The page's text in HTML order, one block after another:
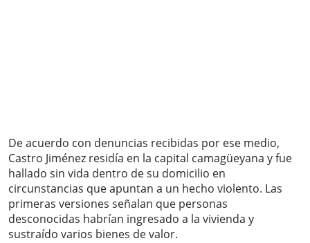
De acuerdo con denuncias recibidas por ese medio,
Castro Jiménez residía en la capital camagüeyana y fue
hallado sin vida dentro de su domicilio en
circunstancias que apuntan a un hecho violento. Las
primeras versiones señalan que personas
desconocidas habrían ingresado a la vivienda y
sustraído varios bienes de valor.